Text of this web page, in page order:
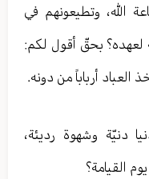
الله، وتطيعونهم في
لعهده؟ بحقّ أقول لكم:
العباد أرباباً من دونه.
دنيّة وشهوة رديئة،
القيامة؟